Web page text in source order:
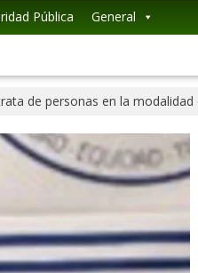
Pública General
de personas en la